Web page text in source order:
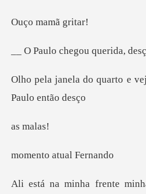
mamã
chegou quer
to e
mal
atual